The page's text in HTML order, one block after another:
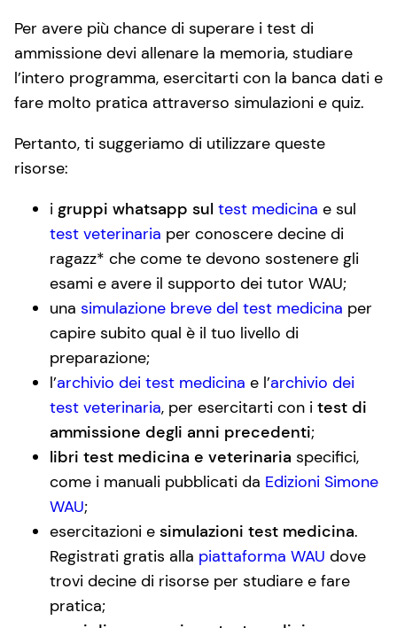
Per avere più chance di superare i test di
ammissione devi allenare la memoria, studiare
l’intero programma, esercitarti con la banca dati e
fare molto pratica attraverso simulazioni e quiz.
Pertanto, ti suggeriamo di utilizzare queste
risorse:
i gruppi whatsapp sul test medicina e sul
test veterinaria per conoscere decine di
ragazz* che come te devono sostenere gli
esami e avere il supporto dei tutor WAU;
una simulazione breve del test medicina per
capire subito qual è il tuo livello di
preparazione;
l’archivio dei test medicina e l’archivio dei
test veterinaria, per esercitarti con i test di
ammissione degli anni precedenti;
libri test medicina e veterinaria specifici,
come i manuali pubblicati da Edizioni Simone
WAU;
esercitazioni e simulazioni test medicina.
Registrati gratis alla piattaforma WAU dove
trovi decine di risorse per studiare e fare
pratica;